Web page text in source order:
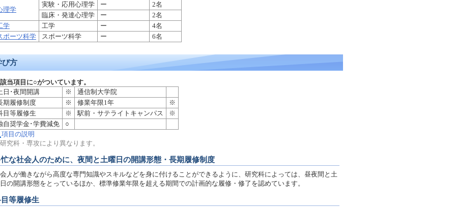
理学
実験・応用心理学 ー
2名
臨床・発達心理学
ー
2名
学
工学 ー
4名
ポーツ科学
スポーツ科学 ー 6名
び方
当項目に○がついています。
日･夜間開講
※
通信制大学院
期履修制度
※ 修業年限1年
※
目等履修生
※ 駅前・サテライトキャンパス
※
自奨学金･学費減免
○
項目の説明
究科・専攻により異なります。
な社会人のために、夜間と土曜日の開講形態・長期履修制度
人が働きながら高度な専門知識やスキルなどを身に付けることができるように、研究科によっては、昼夜間と土
の開講形態をとっているほか、標準修業年限を超える期間での計画的な履修・修了を認めています。
等履修生